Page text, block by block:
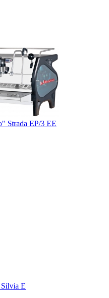
Strada EP/3 EE
E